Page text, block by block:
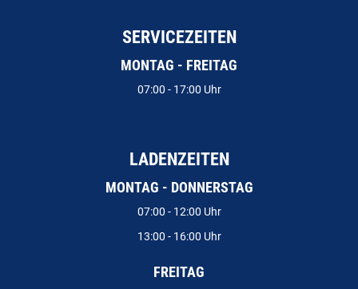
SERVICEZEITEN
MONTAG - FREITAG
07:00 - 17:00 Uhr
LADENZEITEN
MONTAG - DONNERSTAG
07:00 - 12:00 Uhr
13:00 - 16:00 Uhr
FREITAG